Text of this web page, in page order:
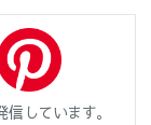
しています。